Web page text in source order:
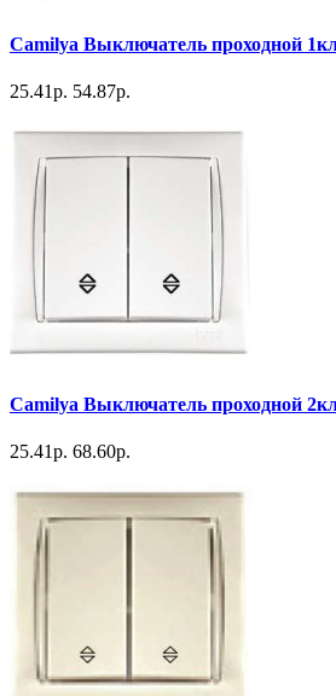
Camilya Выключатель проходной
25.41р. 54.87р.
Camilya Выключатель проходной
25.41р. 68.60р.